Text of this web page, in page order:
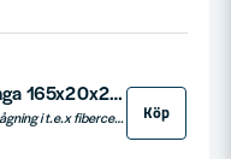
Bosch Cirkelsågsklinga 165x20x2,2mm 4T EXPERT FOR FIBER CEMENT
Bosch 165mm sågklinga för sågning i t.e.x fibercement. Köp